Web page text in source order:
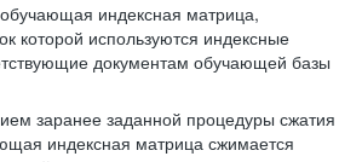
индексная матрица,
которой используются индексные
документам обучающей базы
заранее заданной процедуры сжатия
индексная матрица сжимается